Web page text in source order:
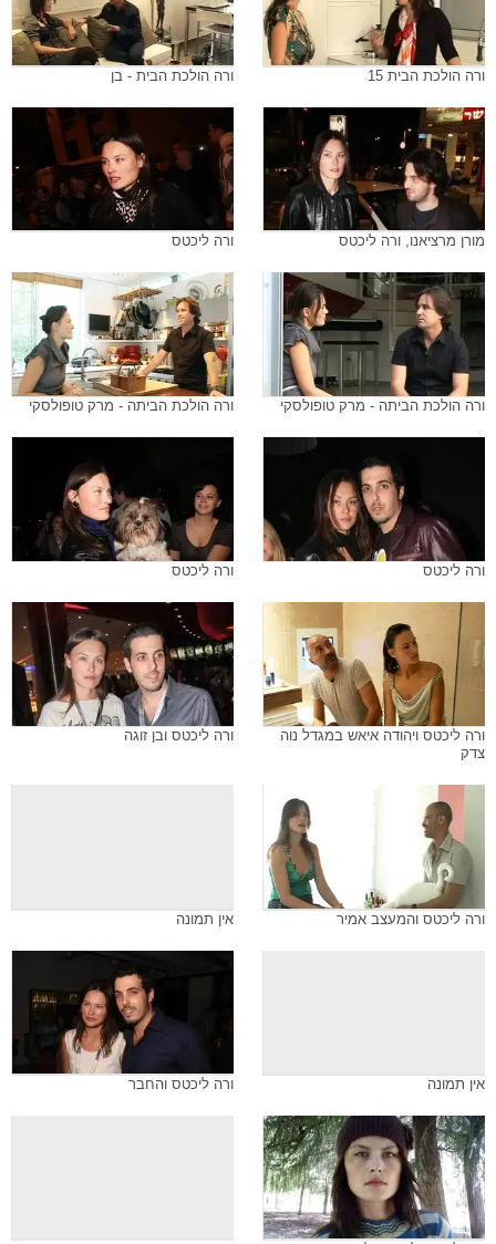
ורה הולכת הבית 15 ורה הולכת הבית - בן
מורן מרציאנו, ורה ליכטס ורה ליכטס
ורה הולכת הביתה - מרק טופולסקי ורה הולכת הביתה - מרק טופולסקי
ורה ליכטס ורה ליכטס
ורה ליכטס ויהודה איאש במגדל נוה
צדק
ורה ליכטס ובן זוגה
ורה ליכטס והמעצב אמיר אין תמונה
אין תמונה ורה ליכטס והחבר